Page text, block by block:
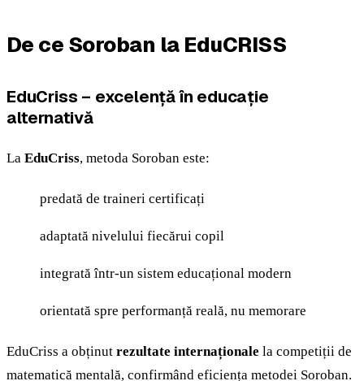
De ce Soroban la EduCRISS
EduCriss – excelență în educație
alternativă
La EduCriss, metoda Soroban este:
predată de traineri certificați
adaptată nivelului fiecărui copil
integrată într-un sistem educațional modern
orientată spre performanță reală, nu memorare
EduCriss a obținut rezultate internaționale la competiții de
matematică mentală, confirmând eficiența metodei Soroban.